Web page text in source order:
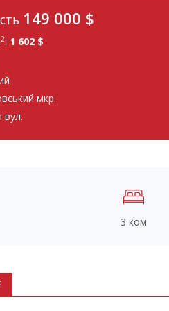
149 000 $
2: 1 602 $
мкр.
вул.
3 ком